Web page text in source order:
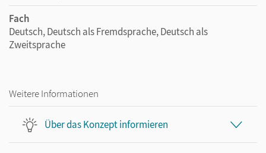
Fach
Deutsch, Deutsch als Fremdsprache, Deutsch als
Zweitsprache
Weitere Informationen
Über das Konzept informieren